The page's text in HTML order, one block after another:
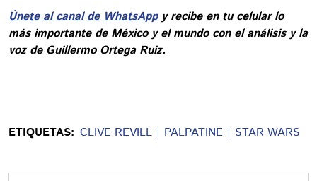
Únete al canal de WhatsAppy recibe en tu celular lo
más importante de México y el mundo con el análisis y la
voz de Guillermo Ortega Ruiz.
ETIQUETAS: CLIVE REVILL PALPATINE STAR WARS